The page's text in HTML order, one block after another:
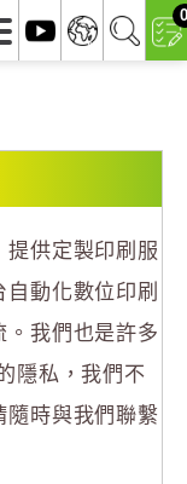
0
提供定製印刷服
動化數位印刷
。我們也是許多
隱私，我們不
隨時與我們聯繫